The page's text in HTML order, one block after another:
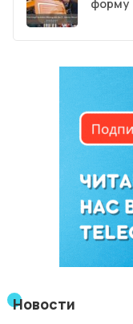
форму
Новости